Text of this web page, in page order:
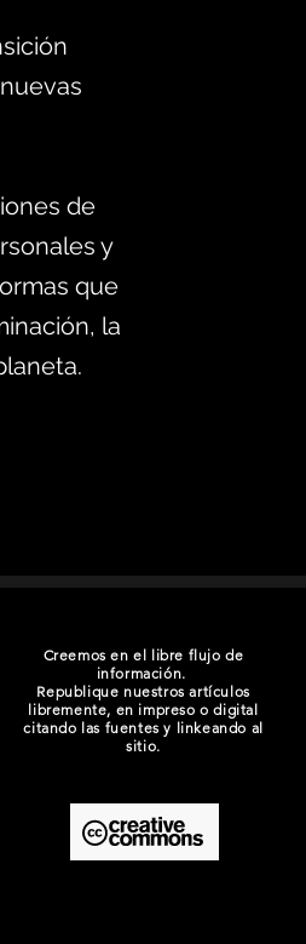
de
y
que
la
Creemos en el libre flujo de
información.
Republique nuestros artículos
libremente, en impreso o digital
citando las fuentes y linkeando al
sitio.